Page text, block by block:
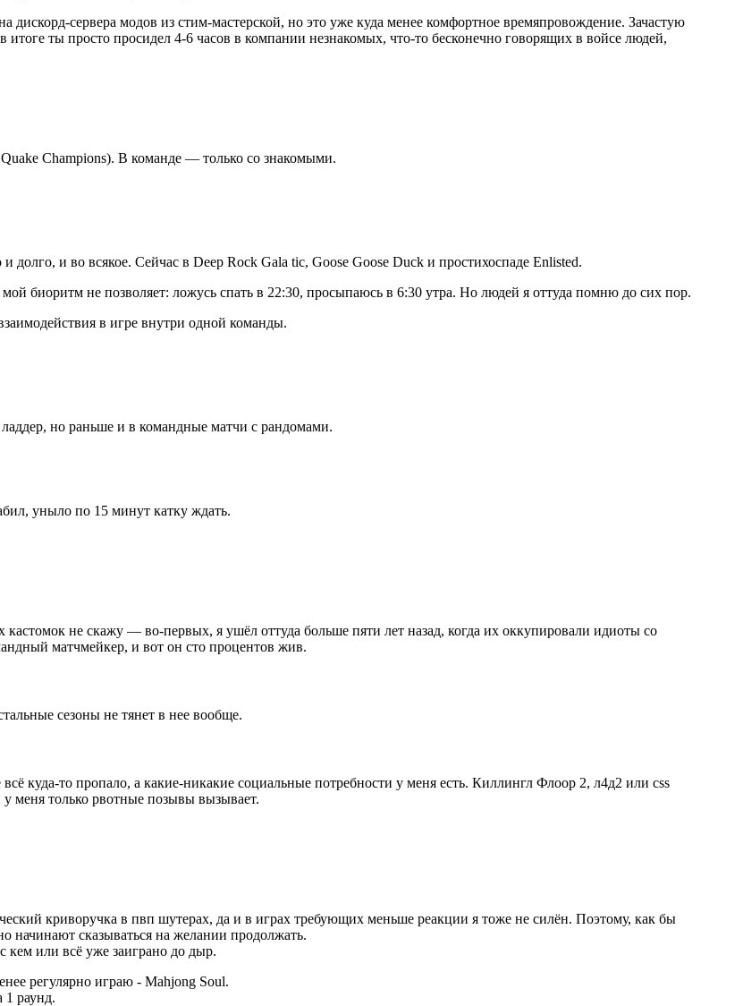
дискорд-сервера модов из стим-мастерской, но это уже куда менее комфортное времяпровождение. Зачастую
ты просто просидел 4-6 часов в компании незнакомых, что-то бесконечно говорящих в войсе людей,
Champions). В команде — только со знакомыми.
и во всякое. Сейчас в Deep Rock Gala tic, Goose Goose Duck и простихоспаде Enlisted.
биоритм не позволяет: ложусь спать в 22:30, просыпаюсь в 6:30 утра. Но людей я оттуда помню до сих пор.
в игре внутри одной команды.
но раньше и в командные матчи с рандомами.
уныло по 15 минут катку ждать.
не скажу — во-первых, я ушёл оттуда больше пяти лет назад, когда их оккупировали идиоты со
матчмейкер, и вот он сто процентов жив.
сезоны не тянет в нее вообще.
куда-то пропало, а какие-никакие социальные потребности у меня есть. Киллингл Флоор 2, л4д2 или css
меня только рвотные позывы вызывает.
криворучка в пвп шутерах, да и в играх требующих меньше реакции я тоже не силён. Поэтому, как бы
начинают сказываться на желании продолжать.
кем или всё уже заиграно до дыр.
регулярно играю - Mahjong Soul.
1 раунд.